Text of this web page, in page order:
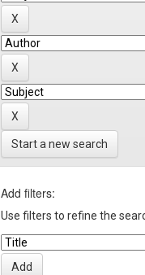
Start a new search
Add filters:
Use filters to refine the